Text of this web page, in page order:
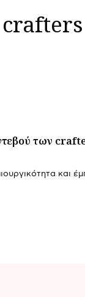
crafters
των
και